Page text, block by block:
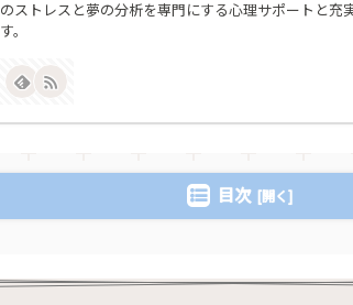
のストレスと夢の分析を専門にする心理サポートと充
す。
目次